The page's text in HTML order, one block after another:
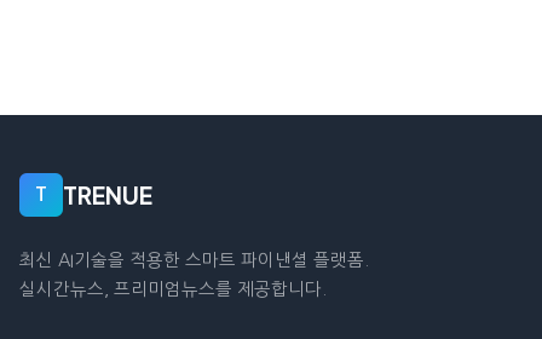
T TRENUE
최신 AI기술을 적용한 스마트 파이낸셜 플랫폼.
실시간뉴스, 프리미엄뉴스를 제공합니다.